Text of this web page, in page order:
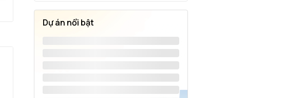
Dự án nổi bật